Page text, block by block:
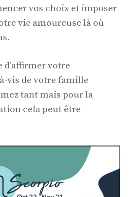
vos choix et imposer
vie amoureuse là où
votre
vis de votre famille
tant mais pour la
cela peut être